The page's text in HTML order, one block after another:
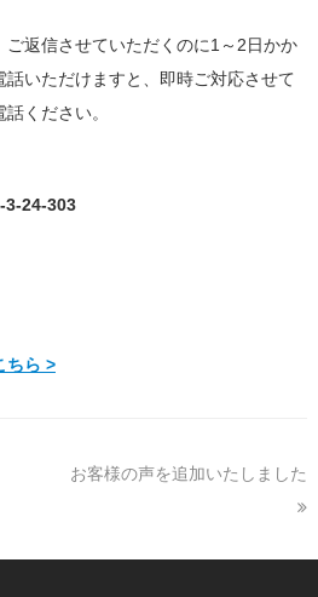
ご返信させていただくのに1～2日かか
いただけますと、即時ご対応させて
ください。
3-24-303
ちら >
next
お客様の声を追加いたしました